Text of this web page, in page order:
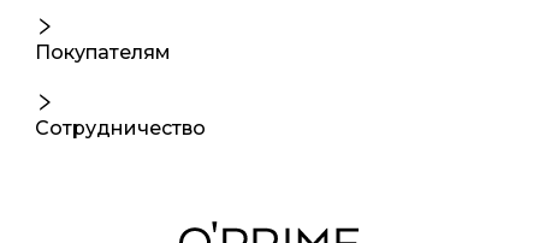
Покупателям
Сотрудничество